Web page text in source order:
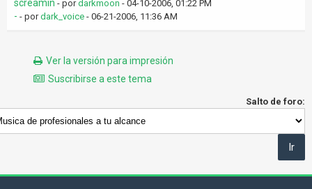
screamin - pordarkmoon - 04-10-2006, 01:22 PM
- - pordark_voice - 06-21-2006, 11:36 AM
Ver la versión para impresión
Suscribirse a este tema
Salto de foro: